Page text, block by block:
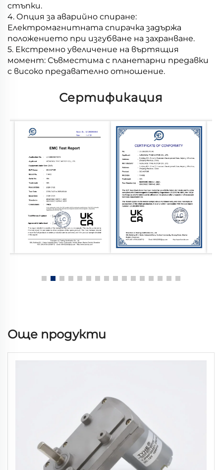
стъпки.
4. Опция за аварийно спиране:
Електромагнитната спирачка задържа
положението при изгубване на захранване.
5. Екстремно увеличение на въртящия
момент: Съвместима с планетарни предавки
с високо предавателно отношение.
Сертификация
Още продукти